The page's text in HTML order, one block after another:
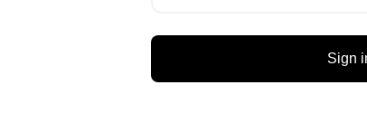
Sign